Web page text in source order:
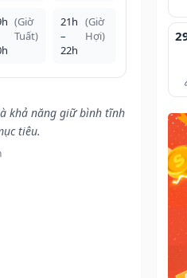
(Giờ
Tuất)
21h
–
22h
(Giờ
Hợi)
khả năng giữ bình tĩnh
tiêu.